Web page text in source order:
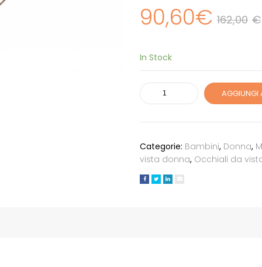
90,60€ 162,00 €
In Stock
Ray-
Ban
AGGIUNGI
Categorie: Bambini, Donna,
vista donna, Occhiali da